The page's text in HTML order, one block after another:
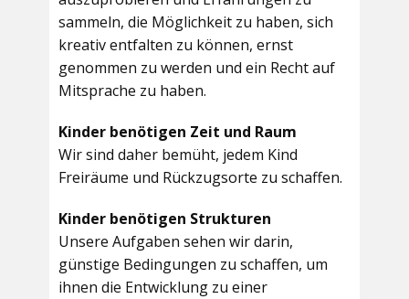
sammeln, die Möglichkeit zu haben, sich
kreativ entfalten zu können, ernst
genommen zu werden und ein Recht auf
Mitsprache zu haben.
Kinder benötigen Zeit und Raum
Wir sind daher bemüht, jedem Kind
Freiräume und Rückzugsorte zu schaffen.
Kinder benötigen Strukturen
Unsere Aufgaben sehen wir darin,
günstige Bedingungen zu schaffen, um
ihnen die Entwicklung zu einer